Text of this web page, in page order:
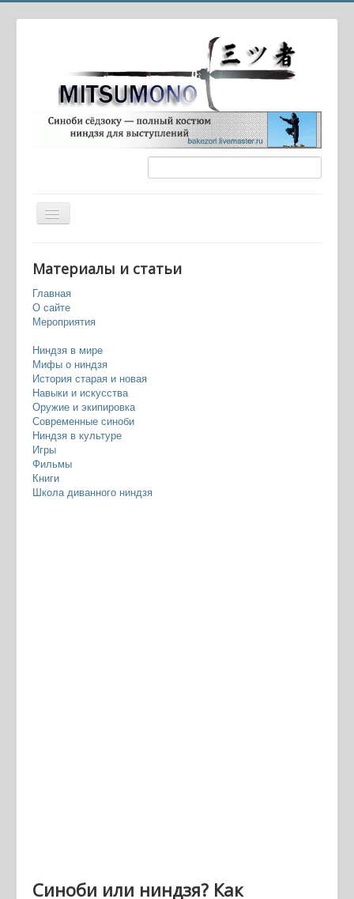
Вы здесь:
Синоби или ниндзя? Как переводится и что означает
это слово
Материалы и статьи
Главная
О сайте
Мероприятия
Ниндзя в мире
Мифы о ниндзя
История старая и новая
Навыки и искусства
Оружие и экипировка
Современные синоби
Ниндзя в культуре
Игры
Фильмы
Книги
Школа диванного ниндзя
Синоби или ниндзя? Как